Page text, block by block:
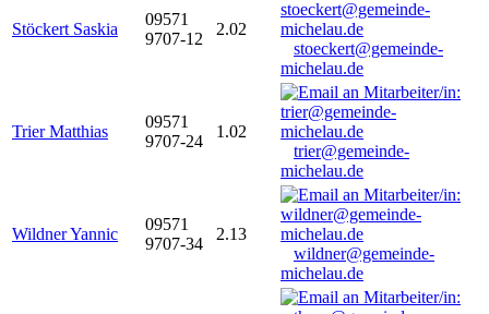
Stöckert Saskia
09571
9707-12
2.02
stoeckert@gemeinde-
michelau.de
Trier Matthias
09571
9707-24
1.02
trier@gemeinde-
michelau.de
Wildner Yannic
09571
9707-34
2.13
wildner@gemeinde-
michelau.de